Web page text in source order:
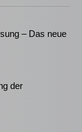
– Das neue
der